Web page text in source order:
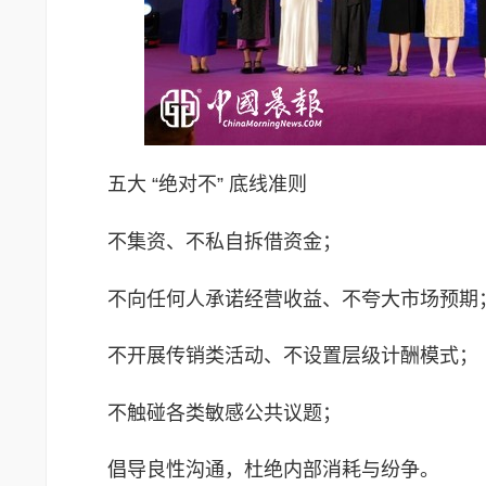
五大 “绝对不” 底线准则
不集资、不私自拆借资金；
不向任何人承诺经营收益、不夸大市场预期
不开展传销类活动、不设置层级计酬模式；
不触碰各类敏感公共议题；
倡导良性沟通，杜绝内部消耗与纷争。